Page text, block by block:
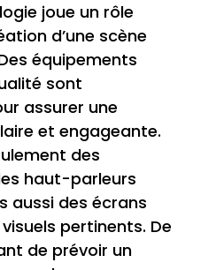
joue un rôle
d’une scène
équipements
sont
assurer une
et engageante.
des
haut-parleurs
aussi des écrans
pertinents. De
de prévoir un